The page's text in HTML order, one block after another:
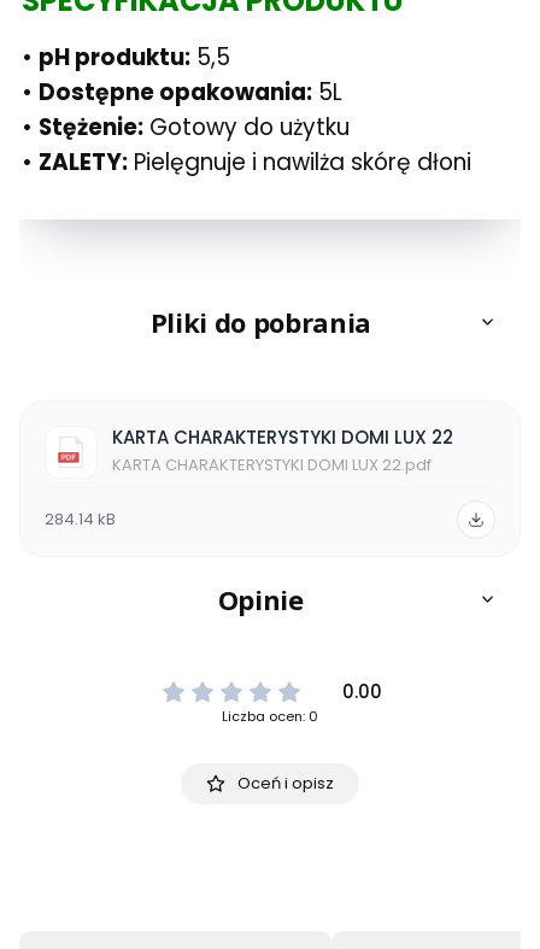
• pH produktu: 5,5
• Dostępne opakowania: 5L
• Stężenie: Gotowy do użytku
• ZALETY: Pielęgnuje i nawilża skórę dłoni
Pliki do pobrania
KARTA CHARAKTERYSTYKI DOMI LUX 22.pdf
284.14 kB
KARTA CHARAKTERYSTYKI DOMI LUX 22
Opinie
0.00
Liczba ocen: 0
Oceń i opisz